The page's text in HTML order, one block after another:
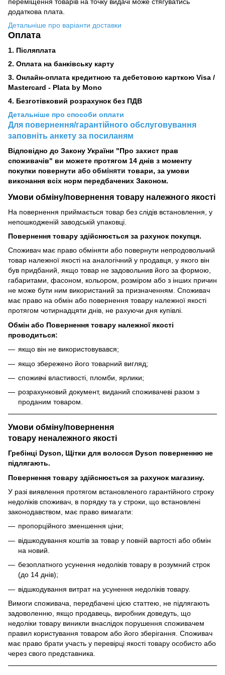
додаткова плата.
Детальніше про варіанти доставки
Оплата
1. Післяплата
2. Оплата на банківську карту
3. Онлайн-оплата кредитною та дебетовою карткою Visa /
Mastercard - Plata by Mono
4. Безготівковий розрахунок без ПДВ
Детальніше про способи оплати
Для повернення/гарантійного обслуговування
заповніть анкету за посиланям
Відповідно до Закону України "Про захист прав
споживачів" ви можете протягом 14 днів з моменту
покупки повернути або обміняти товари, за умови
виконання всіх норм передбачених Законом.
Умови обміну/повернення товару належного якості
На повернення приймається товар без слідів встановлення, у
непошкодженій заводській упаковці.
Повернення товару здійснюється за рахунок покупця.
Споживач має право обміняти або повернути непродовольчий
товар належної якості на аналогічний у продавця, у якого він
був придбаний, якщо товар не задовольнив його за формою,
габаритами, фасоном, кольором, розміром або з інших причин
не може бути ним використаний за призначенням. Споживач
має право на обмін або повернення товару належної якості
протягом чотирнадцяти днів, не рахуючи дня купівлі.
Обмін або Повернення товару належної якості
проводиться:
якщо він не використовувався;
якщо збережено його товарний вигляд;
споживчі властивості, пломби, ярлики;
розрахунковий документ, виданий споживачеві разом з
проданим товаром.
Умови обміну/повернення
товару неналежного якості
Гребінці Dyson, Щітки для волосся Dyson поверненню не
підлягають.
Повернення товару здійснюється за рахунок магазину.
У разі виявлення протягом встановленого гарантійного строку
недоліків споживач, в порядку та у строки, що встановлені
законодавством, має право вимагати:
пропорційного зменшення ціни;
відшкодування коштів за товар у повній вартості або обмін
на новий.
безоплатного усунення недоліків товару в розумний строк
(до 14 днів);
відшкодування витрат на усунення недоліків товару.
Вимоги споживача, передбачені цією статтею, не підлягають
задоволенню, якщо продавець, виробник доведуть, що
недоліки товару виникли внаслідок порушення споживачем
правил користування товаром або його зберігання. Споживач
має право брати участь у перевірці якості товару особисто або
через свого представника.